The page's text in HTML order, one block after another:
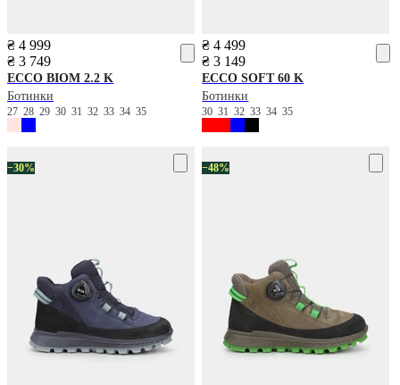
₴ 4 999
₴ 3 749
ECCO BIOM 2.2 K
Ботинки
27 28 29 30 31 32 33 34 35
₴ 4 499
₴ 3 149
ECCO SOFT 60 K
Ботинки
303132333435
−30% −48%